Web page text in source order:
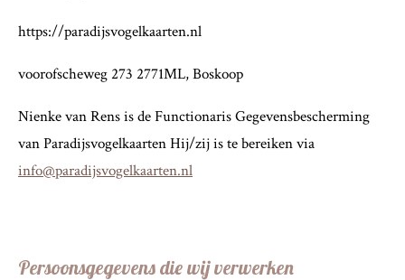
https://paradijsvogelkaarten.nl
voorofscheweg 273 2771ML, Boskoop
Nienke van Rens is de Functionaris Gegevensbescherming
van Paradijsvogelkaarten Hij/zij is te bereiken via
info@paradijsvogelkaarten.nl
Persoonsgegevens die wij verwerken